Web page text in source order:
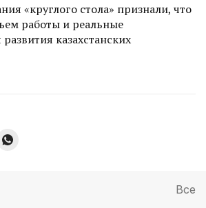
«круглого стола» признали, что
работы и реальные
казахстанских
Все